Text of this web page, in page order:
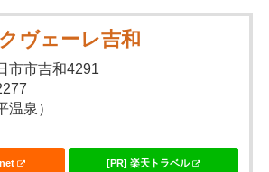
ヴェーレ吉和
市市吉和4291
温泉）
[PR] 楽天トラベル